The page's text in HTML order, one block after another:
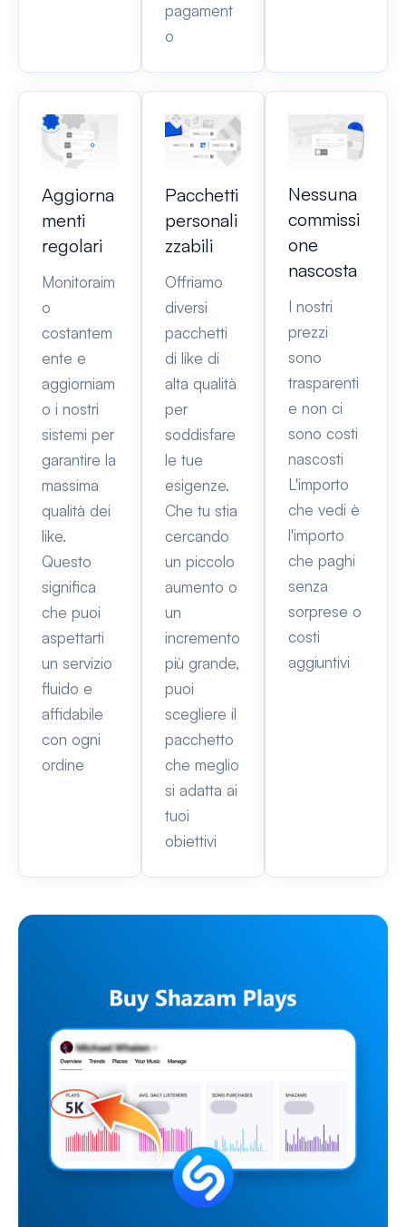
pagament
o
Aggiorna
menti
regolari
Monitoraim
o
costantem
ente e
aggiorniam
o i nostri
sistemi per
garantire la
massima
qualità dei
like.
Questo
significa
che puoi
aspettarti
un servizio
fluido e
affidabile
con ogni
ordine
Pacchetti
personali
zzabili
Offriamo
diversi
pacchetti
di like di
alta qualità
per
soddisfare
le tue
esigenze.
Che tu stia
cercando
un piccolo
aumento o
un
incremento
più grande,
puoi
scegliere il
pacchetto
che meglio
si adatta ai
tuoi
obiettivi
Nessuna
commissi
one
nascosta
I nostri
prezzi
sono
trasparenti
e non ci
sono costi
nascosti
L'importo
che vedi è
l'importo
che paghi
senza
sorprese o
costi
aggiuntivi